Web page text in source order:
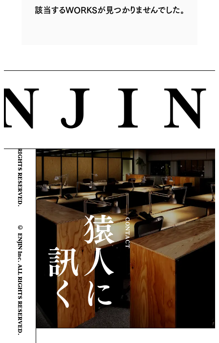
該当するWORKSが見つかりませんでした。
© ENJIN Inc. ALL RIGHTS RESERVED.
© ENJIN Inc. ALL RIGHTS RESERVED.
CONTACT